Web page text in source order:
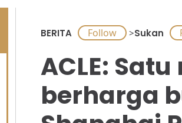
BERITA >Sukan
ACLE:
berharga